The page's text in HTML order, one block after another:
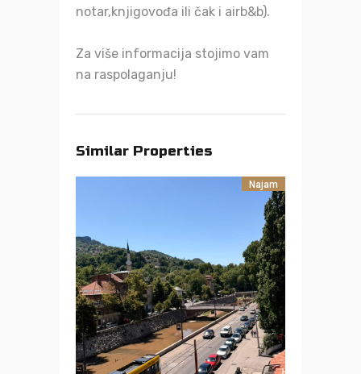
notar,knjigovođa ili čak i airb&b).
Za više informacija stojimo vam
na raspolaganju!
Similar Properties
Najam